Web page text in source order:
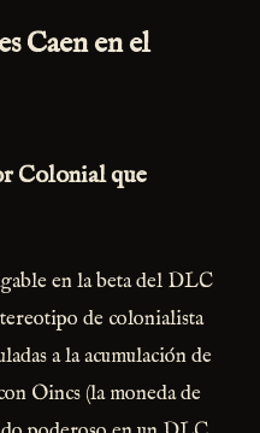
Caen en el
Colonial que
en la beta del DLC
de colonialista
a la acumulación de
Oincs (la moneda de